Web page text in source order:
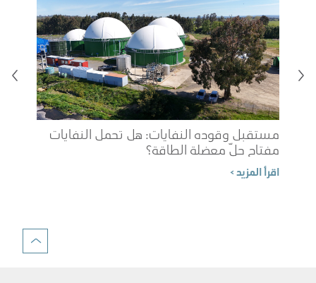
مستقبل وقوده النفايات: هل تحمل النفايات
مفتاح حلّ معضلة الطاقة؟
اقرأ المزيد >